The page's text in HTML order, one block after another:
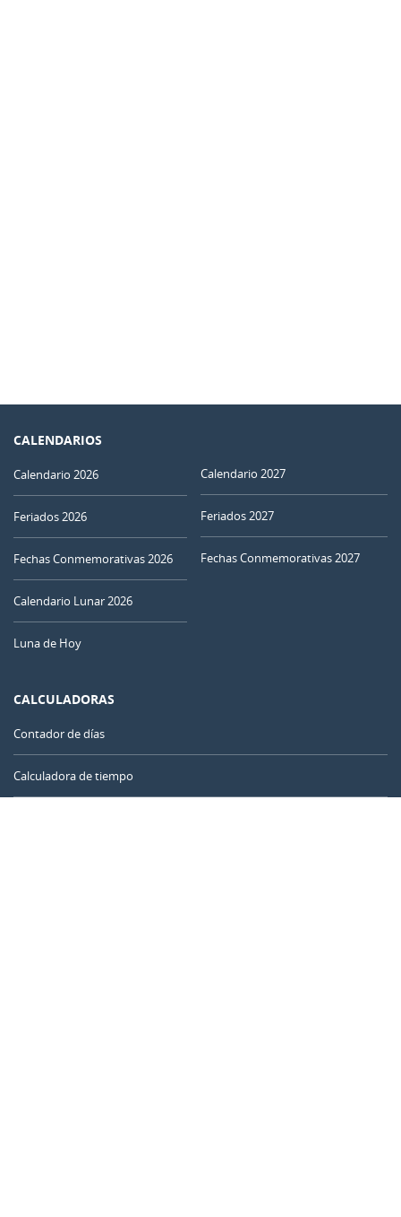
CALENDARIOS
Calendario 2026
Feriados 2026
Fechas Conmemorativas 2026
Calendario Lunar 2026
Luna de Hoy
Calendario 2027
Feriados 2027
Fechas Conmemorativas 2027
CALCULADORAS
Contador de días
Calculadora de tiempo